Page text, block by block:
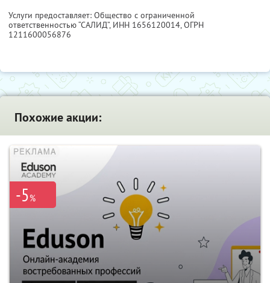
Услуги предоставляет: Общество с ограниченной
ответственностью “САЛИД”, ИНН 1656120014, ОГРН
1211600056876
Похожие акции:
-5%